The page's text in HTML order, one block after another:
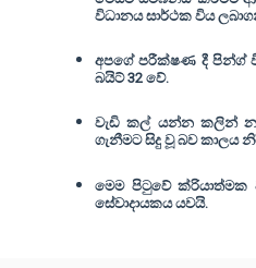
විධානය සාර්ථක විය
අපගේ පරීක්ෂණ දී පින්ග්
බයිට් 32 වේ.
වැඩි කල් යන්න කලින් නම
ගැනීමට සිදු වූ බව කාලය
මෙම පිටුවේ ක්රියාත්මක
සේවාදායකය යවයි.